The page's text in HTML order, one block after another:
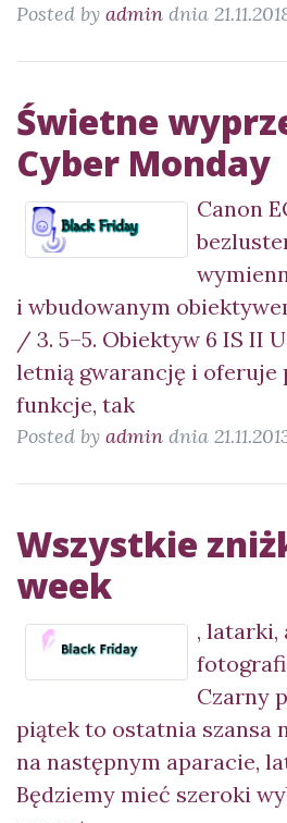
Posted by admin dnia
Świetne
Cyber Monday
Canon
i wbudowanym
/ 3. 5–5. Obiektyw 6 IS II
letnią gwarancję i oferuje
funkcje, tak
Posted by admin dnia
Wszystkie
week
, latarki,
Czarny
piątek to ostatnia szansa
na następnym aparacie,
Będziemy mieć szeroki